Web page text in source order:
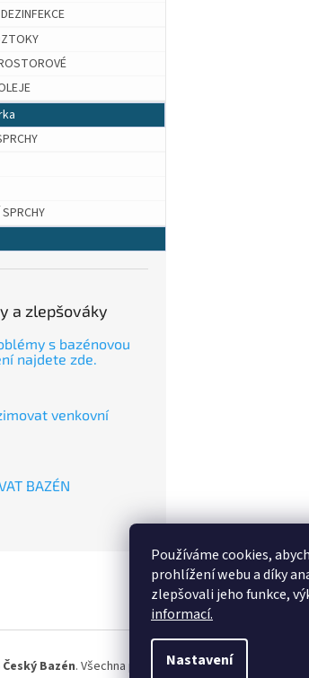
Používáme cookies,
prohlížení webu a díky
zlepšovali jeho funkce,
informací.
Nastavení
a zlepšováky
s bazénovou
najdete zde.
venkovní
BAZÉN
Český Bazén. Všechna práva vyhrazena.Upravit